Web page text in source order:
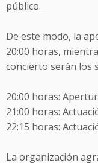
público.
De este modo, la
20:00 horas,
concierto serán los
20:00 horas:
21:00 horas:
22:15 horas:
La organización